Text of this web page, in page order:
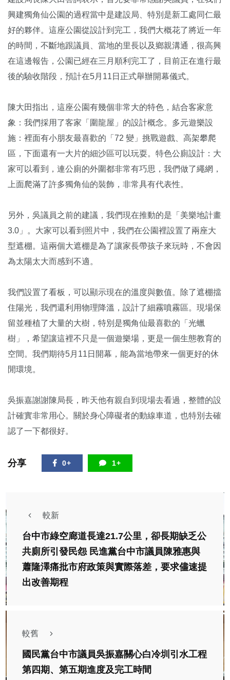
興建獨角仙公園的過程當中是建設局、特別是新工處同仁最
好的夥伴。這座公園從設計到完工，我們大概花了將近一年
的時間，不斷地跟議員、當地的里長以及鄉親溝通，很高興
在這邊報告，公園已經在三月順利完工了，目前正在進行最
後的驗收階段，預計在5月11日正式舉辦開幕儀式。
陳大田指出，這座公園有幾個非常大的特色，結合客家意
象：我們採用了客家「圍龍屋」的設計概念。多元遊樂設
施：裡面有小朋友最喜歡的「72 變」挑戰遊戲、高架攀爬
區，下面還有一大片的細沙區可以玩耍。特色公廁設計：大
家可以看到，連公廁的外圍都非常有巧思，我們做了繩網，
上面爬滿了許多獨角仙的裝飾，非常具有代表性。
另外，吳議員之前的建議，我們現在推動的是「美樂地計畫
3.0」。大家可以看到照片中，我們在公園裡設置了兩座大
型遮棚。這兩個大遮棚是為了讓家長帶孩子來玩時，不會因
為太陽太大而感到不適。
我們設置了看板，可以顯示現在的溫度與數值。除了遮棚擋
住陽光，我們還利用物理降溫，設計了細霧噴霧區。現場保
留並種植了大量的大樹，特別是獨角仙最喜歡的「光蠟
樹」，希望讓這裡不只是一個遊樂場，更是一個生態教育的
空間。我們期待5月11日開幕，能為當地帶來一個更好的休
閒環境。
吳振嘉謝謝陳局長，昨天他有親自到現場去看過，整體的設
計確實非常用心。關於身心障礙者的動線車道，也特別去確
認了一下都很好。
分享 0+ 1+
較新
台中市綠空廊道長達21.7公里，卻長期缺乏公
共廁所引發民怨 民進黨台中市議員陳雅惠與
蕭隆澤痛批市府政策與實際落差，要求儘速提
出改善期程
較舊
國民黨台中市議員吳振嘉關心白冷圳引水工程
第四期、第五期進度及完工時間